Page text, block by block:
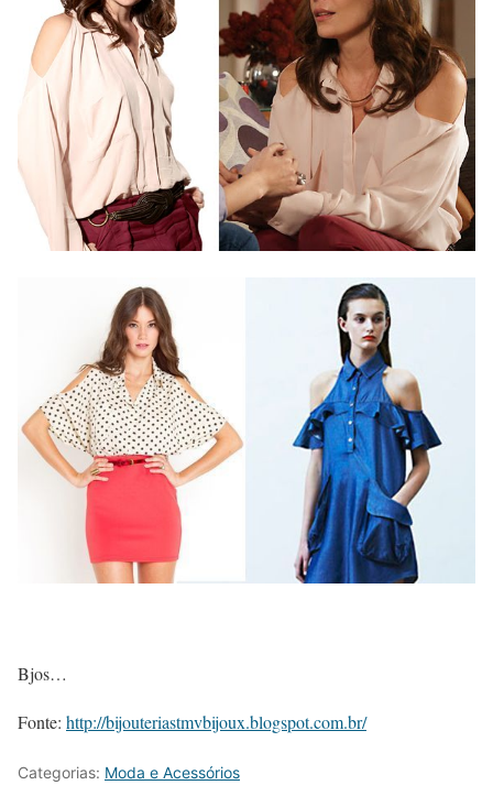
Bjos…
Fonte: http://bijouteriastmvbijoux.blogspot.com.br/
Categorias: Moda e Acessórios